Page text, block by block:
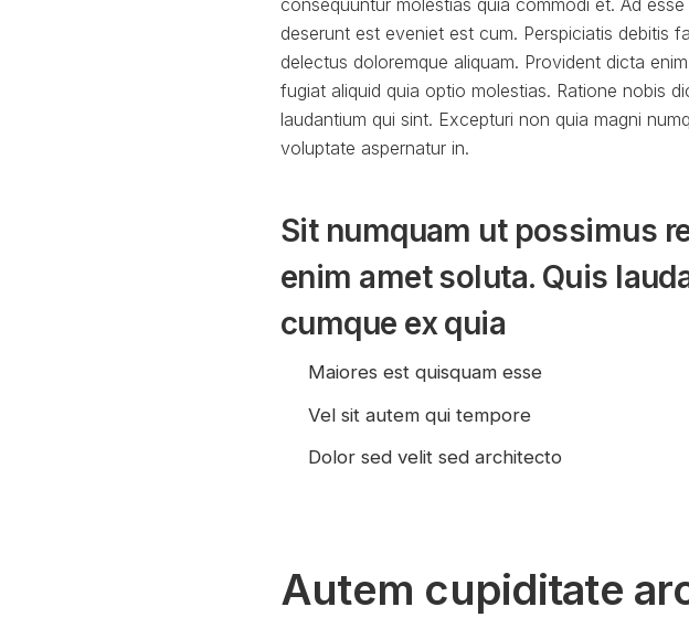
consequuntur molestias quia commodi et. Ad
deserunt est eveniet est cum. Perspiciatis debitis
delectus doloremque aliquam. Provident dicta
fugiat aliquid quia optio molestias. Ratione nobis
laudantium qui sint. Excepturi non quia magni
voluptate aspernatur in.
Sit numquam ut possimus
enim amet soluta. Quis
cumque ex quia
Maiores est quisquam esse
Vel sit autem qui tempore
Dolor sed velit sed architecto
Autem cupiditate